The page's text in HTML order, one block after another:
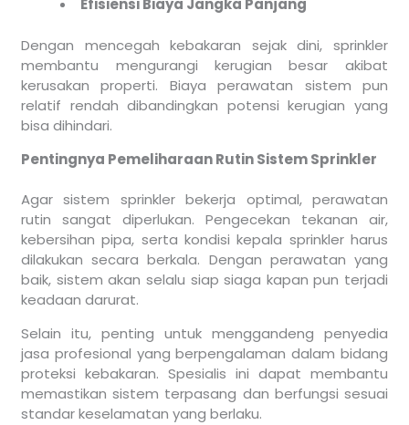
Efisiensi Biaya Jangka Panjang
Dengan mencegah kebakaran sejak dini, sprinkler
membantu mengurangi kerugian besar akibat
kerusakan properti. Biaya perawatan sistem pun
relatif rendah dibandingkan potensi kerugian yang
bisa dihindari.
Pentingnya Pemeliharaan Rutin Sistem Sprinkler
Agar sistem sprinkler bekerja optimal, perawatan
rutin sangat diperlukan. Pengecekan tekanan air,
kebersihan pipa, serta kondisi kepala sprinkler harus
dilakukan secara berkala. Dengan perawatan yang
baik, sistem akan selalu siap siaga kapan pun terjadi
keadaan darurat.
Selain itu, penting untuk menggandeng penyedia
jasa profesional yang berpengalaman dalam bidang
proteksi kebakaran. Spesialis ini dapat membantu
memastikan sistem terpasang dan berfungsi sesuai
standar keselamatan yang berlaku.